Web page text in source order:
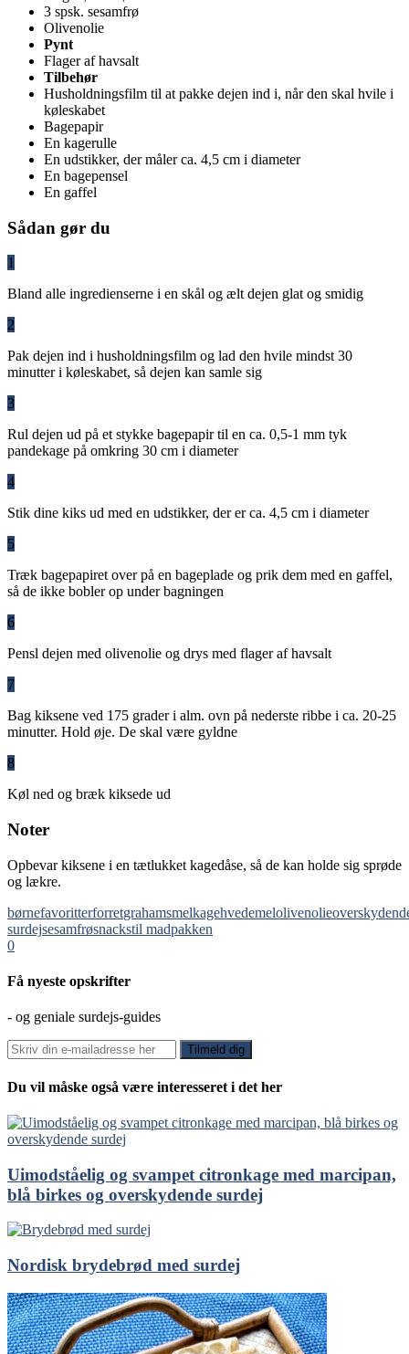
3 spsk. sesamfrø
Olivenolie
Pynt
Flager af havsalt
Tilbehør
Husholdningsfilm til at pakke dejen ind i, når den skal hvile i
køleskabet
Bagepapir
En kagerulle
En udstikker, der måler ca. 4,5 cm i diameter
En bagepensel
En gaffel
Sådan gør du
1
Bland alle ingredienserne i en skål og ælt dejen glat og smidig
2
Pak dejen ind i husholdningsfilm og lad den hvile mindst 30
minutter i køleskabet, så dejen kan samle sig
3
Rul dejen ud på et stykke bagepapir til en ca. 0,5-1 mm tyk
pandekage på omkring 30 cm i diameter
4
Stik dine kiks ud med en udstikker, der er ca. 4,5 cm i diameter
5
Træk bagepapiret over på en bageplade og prik dem med en gaffel,
så de ikke bobler op under bagningen
6
Pensl dejen med olivenolie og drys med flager af havsalt
7
Bag kiksene ved 175 grader i alm. ovn på nederste ribbe i ca. 20-25
minutter. Hold øje. De skal være gyldne
8
Køl ned og bræk kiksede ud
Noter
Opbevar kiksene i en tætlukket kagedåse, så de kan holde sig sprøde
og lækre.
børnefavoritterforretgrahamsmelkagehvedemelolivenolie
surdejsesamfrøsnackstil madpakken
0
Få nyeste opskrifter
- og geniale surdejs-guides
Du vil måske også være interesseret i det her
Uimodståelig og svampet citronkage med marcipan,
blå birkes og overskydende surdej
Nordisk brydebrød med surdej